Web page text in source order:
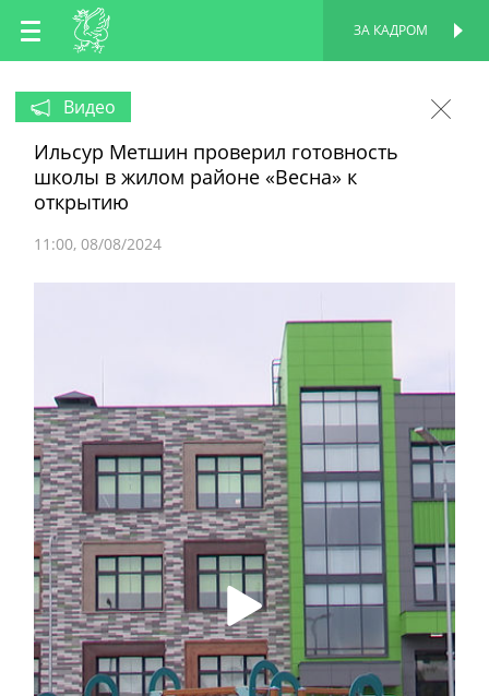
RU
EN
ЗА КАДРОМ
Видео
Ильсур Метшин проверил готовность
школы в жилом районе «Весна» к
открытию
11:00 08/08/2024
ПЕРСОНАЛЬНАЯ